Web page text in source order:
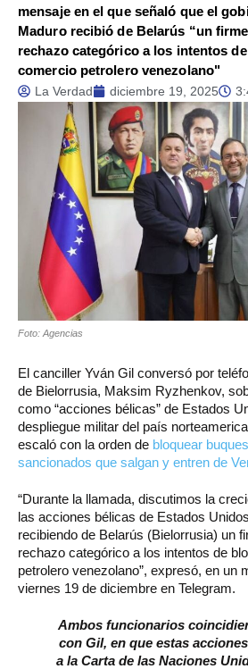
mensaje en el que señaló que el
Maduro recibió de Belarús “un
rechazo categórico a los intentos
comercio petrolero venezolano"
La Verdad diciembre 19, 2025
Foto: Agencias
El canciller Yván Gil conversó por
de Bielorrusia, Maksim Ryzhenkov,
como “acciones bélicas” de Estados
despliegue militar del país
escaló con la orden de bloquear
sancionados que salgan y entren de
“Durante la llamada, discutimos la
las acciones bélicas de Estados
recibiendo de Belarús (Bielorrusia) un
rechazo categórico a los intentos de
petrolero venezolano”, expresó, en un
viernes 19 de diciembre en Telegram.
Ambos funcionarios
con Gil, en que estas
a la Carta de las Naciones